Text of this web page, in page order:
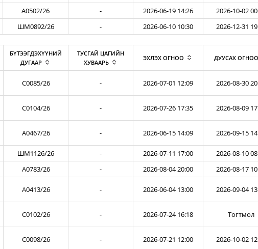
A0502/26 - 2026-06-19 14:26
2026-10-02
ШМ0892/26 - 2026-06-10 10:30
2026-12-31
БҮТЭЭГДЭХҮҮНИЙ
ДУГААР
ТУСГАЙ ЦАГИЙН
ХУВААРЬ
ЭХЛЭХ ОГНОО ДУУСАХ ОГНОО
C0085/26 - 2026-07-01 12:09 2026-08-30
C0104/26 - 2026-07-26 17:35 2026-08-09
A0467/26 - 2026-06-15 14:09 2026-09-15
ШМ1126/26 - 2026-07-11 17:00
2026-08-10
A0783/26 - 2026-08-04 20:00 2026-08-17
A0413/26 - 2026-06-04 13:00 2026-09-04
C0102/26 - 2026-07-24 16:18 Тогтмол
C0098/26 - 2026-07-21 12:00 2026-10-02